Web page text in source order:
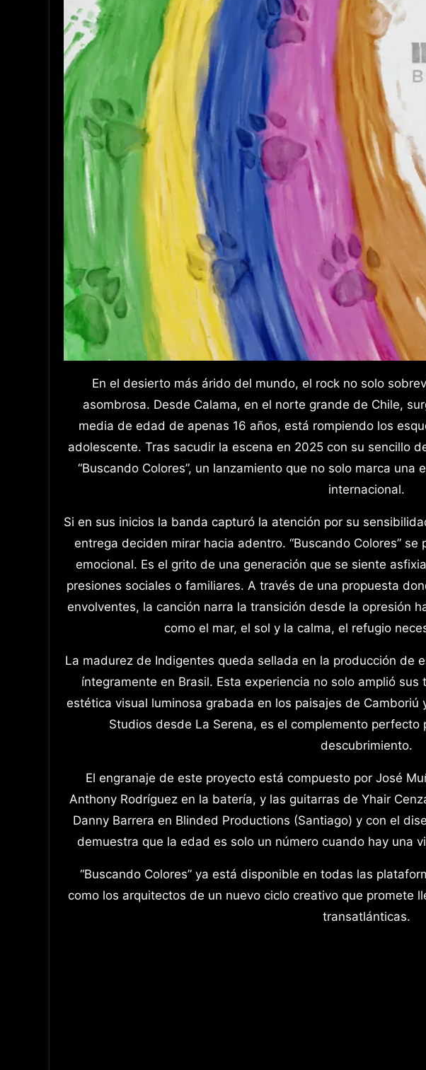
En el desierto más árido del mundo, el rock no solo sobrevive, sino que florece con una vitalidad
asombrosa. Desde Calama, en el norte grande de Chile,
media de edad de apenas 16 años, está rompiendo los
adolescente. Tras sacudir la escena en 2025 con su sencillo
“Buscando Colores”, un lanzamiento que no solo marca
internacional.
Si en sus inicios la banda capturó la atención por su
entrega deciden mirar hacia adentro. “Buscando Colores”
emocional. Es el grito de una generación que se siente
presiones sociales o familiares. A través de una propuesta
envolventes, la canción narra la transición desde la opresión
como el mar, el sol y la calma, el refugio
La madurez de Indigentes queda sellada en la producción de
íntegramente en Brasil. Esta experiencia no solo amplió
estética visual luminosa grabada en los paisajes de Camboriú
Studios desde La Serena, es el complemento
descubrimiento.
El engranaje de este proyecto está compuesto por José
Anthony Rodríguez en la batería, y las guitarras de Yhair
Danny Barrera en Blinded Productions (Santiago) y con el
demuestra que la edad es solo un número cuando hay una
“Buscando Colores” ya está disponible en todas las
como los arquitectos de un nuevo ciclo creativo que promete
transatlánticas.